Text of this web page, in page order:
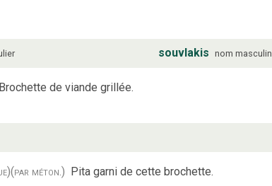
souvlakis nom masculin
Brochette de viande grillée.
(par méton.) Pita garni de cette brochette.